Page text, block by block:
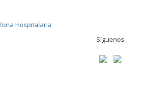
Síguenos